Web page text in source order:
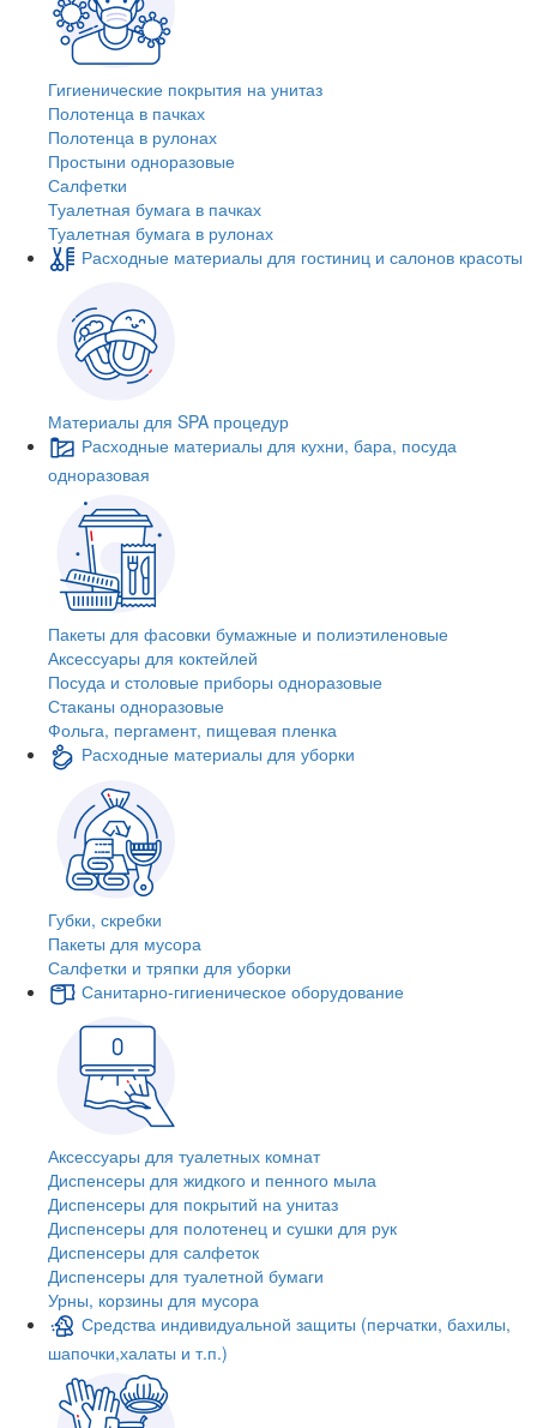
Гигиенические покрытия на унитаз
Полотенца в пачках
Полотенца в рулонах
Простыни одноразовые
Салфетки
Туалетная бумага в пачках
Туалетная бумага в рулонах
Расходные материалы для гостиниц и салонов красоты
Материалы для SPA процедур
Расходные материалы для кухни, бара, посуда
одноразовая
Пакеты для фасовки бумажные и полиэтиленовые
Аксессуары для коктейлей
Посуда и столовые приборы одноразовые
Стаканы одноразовые
Фольга, пергамент, пищевая пленка
Расходные материалы для уборки
Губки, скребки
Пакеты для мусора
Салфетки и тряпки для уборки
Санитарно-гигиеническое оборудование
Аксессуары для туалетных комнат
Диспенсеры для жидкого и пенного мыла
Диспенсеры для покрытий на унитаз
Диспенсеры для полотенец и сушки для рук
Диспенсеры для салфеток
Диспенсеры для туалетной бумаги
Урны, корзины для мусора
Средства индивидуальной защиты (перчатки, бахилы,
шапочки,халаты и т.п.)